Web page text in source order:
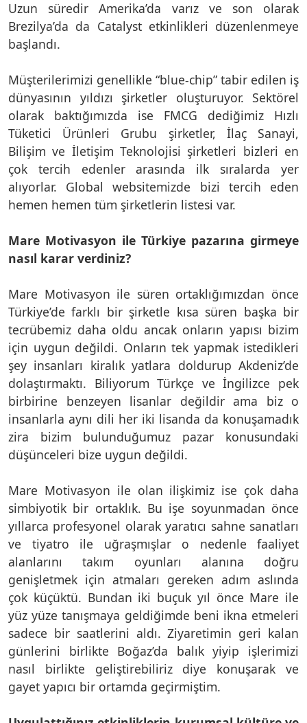
Uzun süredir Amerika’da varız ve son olarak
Brezilya’da da Catalyst etkinlikleri düzenlenmeye
başlandı.
Müşterilerimizi genellikle “blue-chip” tabir edilen iş
dünyasının yıldızı şirketler oluşturuyor. Sektörel
olarak baktığımızda ise FMCG dediğimiz Hızlı
Tüketici Ürünleri Grubu şirketler, İlaç Sanayi,
Bilişim ve İletişim Teknolojisi şirketleri bizleri en
çok tercih edenler arasında ilk sıralarda yer
alıyorlar. Global websitemizde bizi tercih eden
hemen hemen tüm şirketlerin listesi var.
Mare Motivasyon ile Türkiye pazarına girmeye
nasıl karar verdiniz?
Mare Motivasyon ile süren ortaklığımızdan önce
Türkiye’de farklı bir şirketle kısa süren başka bir
tecrübemiz daha oldu ancak onların yapısı bizim
için uygun değildi. Onların tek yapmak istedikleri
şey insanları kiralık yatlara doldurup Akdeniz’de
dolaştırmaktı. Biliyorum Türkçe ve İngilizce pek
birbirine benzeyen lisanlar değildir ama biz o
insanlarla aynı dili her iki lisanda da konuşamadık
zira bizim bulunduğumuz pazar konusundaki
düşünceleri bize uygun değildi.
Mare Motivasyon ile olan ilişkimiz ise çok daha
simbiyotik bir ortaklık. Bu işe soyunmadan önce
yıllarca profesyonel olarak yaratıcı sahne sanatları
ve tiyatro ile uğraşmışlar o nedenle faaliyet
alanlarını takım oyunları alanına doğru
genişletmek için atmaları gereken adım aslında
çok küçüktü. Bundan iki buçuk yıl önce Mare ile
yüz yüze tanışmaya geldiğimde beni ikna etmeleri
sadece bir saatlerini aldı. Ziyaretimin geri kalan
günlerini birlikte Boğaz’da balık yiyip işlerimizi
nasıl birlikte geliştirebiliriz diye konuşarak ve
gayet yapıcı bir ortamda geçirmiştim.